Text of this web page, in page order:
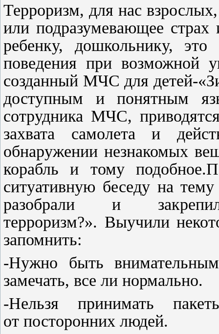
Терроризм, для нас
или подразумевающее
ребенку, дошкольнику,
поведения при возможной
созданный МЧС для детей-
доступным и понятным
сотрудника МЧС,
захвата самолета и
обнаружении незнакомых
корабль и тому
ситуативную беседу на
разобрали и
терроризм?». Выучили
запомнить:
-Нужно быть
замечать, все ли нормально.
-Нельзя принимать
от посторонних людей.